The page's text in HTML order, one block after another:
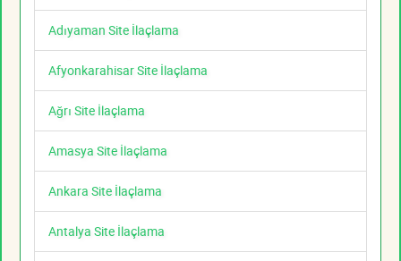
Adıyaman Site İlaçlama
Afyonkarahisar Site İlaçlama
Ağrı Site İlaçlama
Amasya Site İlaçlama
Ankara Site İlaçlama
Antalya Site İlaçlama